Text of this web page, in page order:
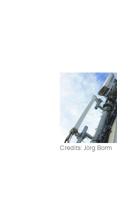
Credits: Jörg Borm